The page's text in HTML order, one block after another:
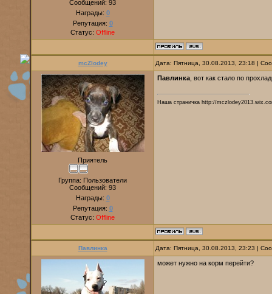
Сообщений: 93
Награды: 0
Репутация: 0
Статус: Offline
mcZlodey Дата: Пятница, 30.08.2013, 23:18 |
Приятель
Группа: Пользователи
Сообщений: 93
Награды: 0
Репутация: 0
Статус: Offline
Павлинка , вот как стало по
Наша страничка http://
Павлинка Дата: Пятница, 30.08.2013, 23:23 |
может нужно на корм перейти?